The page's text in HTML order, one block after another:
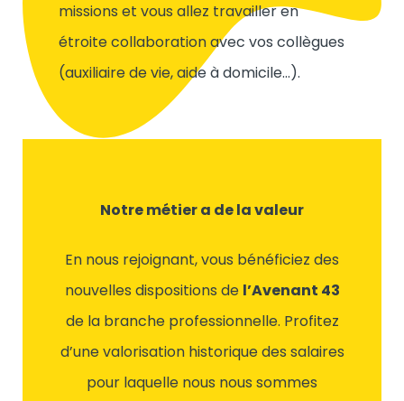
missions et vous allez travailler en
étroite collaboration avec vos collègues
(auxiliaire de vie, aide à domicile…).
Notre métier a de la valeur
En nous rejoignant, vous bénéficiez des
nouvelles dispositions de l’Avenant 43
de la branche professionnelle. Profitez
d’une valorisation historique des salaires
pour laquelle nous nous sommes